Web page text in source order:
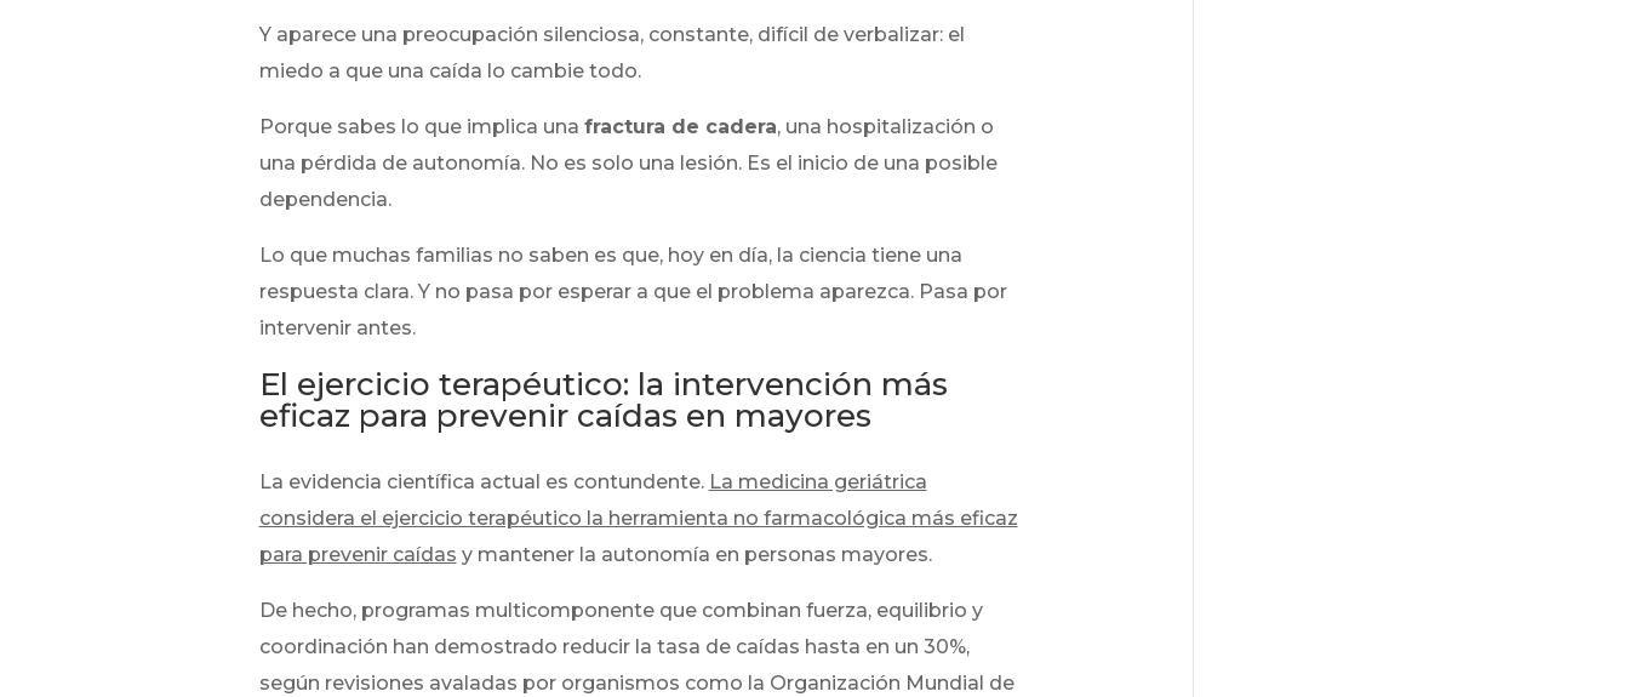
Y aparece una preocupación silenciosa, constante, difícil de verbalizar: el
miedo a que una caída lo cambie todo.
Porque sabes lo que implica una fractura de cadera, una hospitalización o
una pérdida de autonomía. No es solo una lesión. Es el inicio de una posible
dependencia.
Lo que muchas familias no saben es que, hoy en día, la ciencia tiene una
respuesta clara. Y no pasa por esperar a que el problema aparezca. Pasa por
intervenir antes.
El ejercicio terapéutico: la intervención más
eficaz para prevenir caídas en mayores
La evidencia científica actual es contundente. La medicina geriátrica
considera el ejercicio terapéutico la herramienta no farmacológica más eficaz
para prevenir caídas y mantener la autonomía en personas mayores.
De hecho, programas multicomponente que combinan fuerza, equilibrio y
coordinación han demostrado reducir la tasa de caídas hasta en un 30%,
según revisiones avaladas por organismos como la Organización Mundial de